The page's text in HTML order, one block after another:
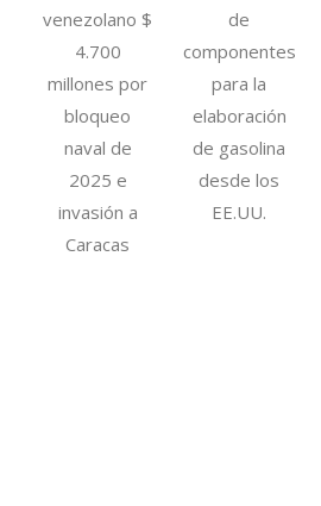
venezolano $
4.700
millones por
bloqueo
naval de
2025 e
invasión a
Caracas
de
componentes
para la
elaboración
de gasolina
desde los
EE.UU.